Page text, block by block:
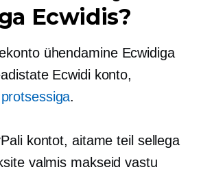
Ecwidis?
ühendamine Ecwidiga
Ecwidi konto,
.
kontot, aitame teil sellega
valmis makseid vastu